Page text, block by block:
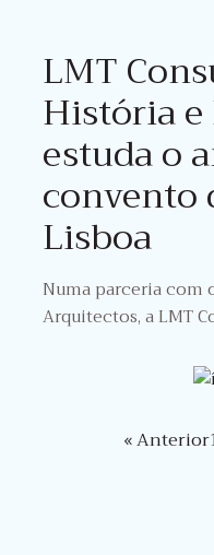
LMT
História
estuda o
convento
Lisboa
Numa parceria com
Arquitectos, a LMT
« Anterior